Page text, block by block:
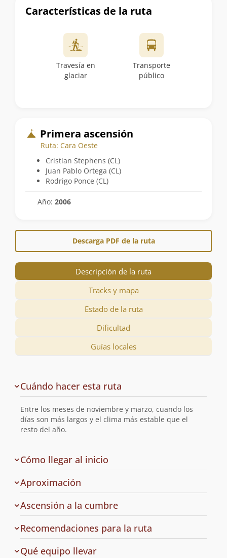
Características de la ruta
Travesía en
glaciar
Transporte
público
Primera ascensión
Ruta: Cara Oeste
Cristian Stephens (CL)
Juan Pablo Ortega (CL)
Rodrigo Ponce (CL)
Año: 2006
Descarga PDF de la ruta
Descripción de la ruta
Tracks y mapa
Estado de la ruta
Dificultad
Guías locales
de
la
ruta
Cuándo hacer esta ruta
Entre los meses de noviembre y marzo, cuando los
días son más largos y el clima más estable que el
resto del año.
Cómo llegar al inicio
la
Aproximación
Ascensión a la cumbre
Recomendaciones para la ruta
Qué equipo llevar